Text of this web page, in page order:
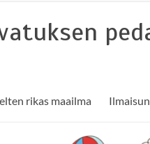
rikas maailma